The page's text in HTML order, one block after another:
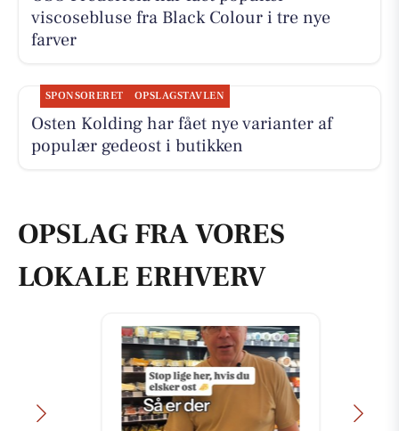
viscosebluse fra Black Colour i tre nye
farver
SPONSORERET OPSLAGSTAVLEN
Osten Kolding har fået nye varianter af
populær gedeost i butikken
OPSLAG FRA VORES
LOKALE ERHVERV